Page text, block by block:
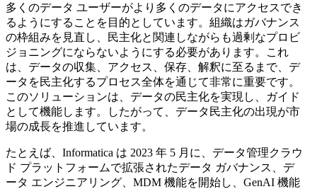
多くのデータ ユーザーがより多くのデータにアクセスでき
るようにすることを目的としています。組織はガバナンス
の枠組みを見直し、民主化と関連しながらも過剰なプロビ
ジョニングにならないようにする必要があります。これ
は、データの収集、アクセス、保存、解釈に至るまで、デ
ータを民主化するプロセス全体を通じて非常に重要です。
このソリューションは、データの民主化を実現し、ガイド
として機能します。したがって、データ民主化の出現が市
場の成長を推進しています。
たとえば、Informatica は 2023 年 5 月に、データ管理クラウ
ド プラットフォームで拡張されたデータ ガバナンス、デ
ータ エンジニアリング、MDM 機能を開始し、GenAI 機能